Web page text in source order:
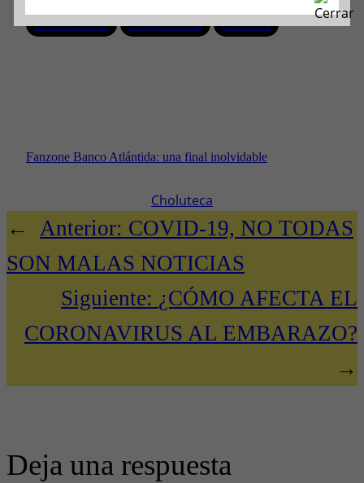
Brand Event Empresarial Eventos
Fanzone Banco Atlántida: una final inolvidable
Choluteca
← Anterior: COVID-19, NO TODAS
SON MALAS NOTICIAS
Siguiente: ¿CÓMO AFECTA EL
CORONAVIRUS AL EMBARAZO?
→
Deja una respuesta